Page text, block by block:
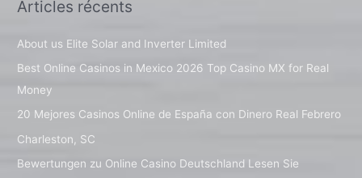
h
e
r
Articles récents
About us Elite Solar and Inverter Limited
Best Online Casinos in Mexico 2026 Top Casino MX for Real
Money
20 Mejores Casinos Online de España con Dinero Real Febrero
Charleston, SC
Bewertungen zu Online Casino Deutschland Lesen Sie